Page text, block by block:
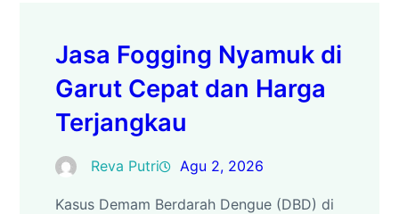
Jasa Fogging Nyamuk di
Garut Cepat dan Harga
Terjangkau
Reva Putri Agu 2, 2026
Kasus Demam Berdarah Dengue (DBD) di